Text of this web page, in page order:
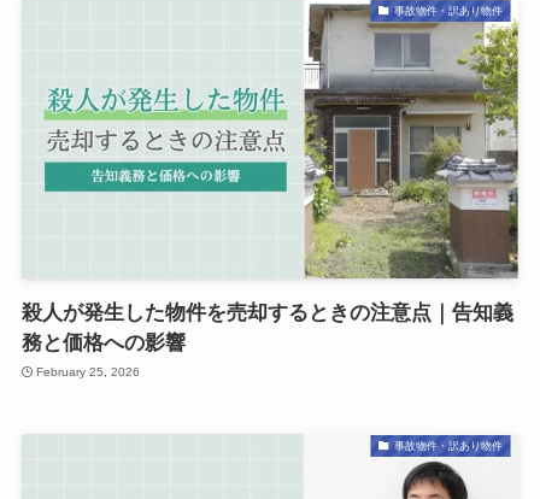
事故物件・訳あり物件
殺人が発生した物件を売却するときの注意点｜告知義
務と価格への影響
February 25, 2026
事故物件・訳あり物件